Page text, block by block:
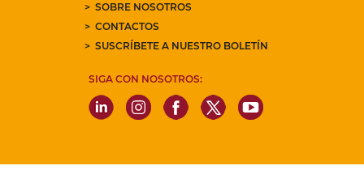
SOBRE NOSOTROS
CONTACTOS
SUSCRÍBETE A NUESTRO BOLETÍN
SIGA CON NOSOTROS: